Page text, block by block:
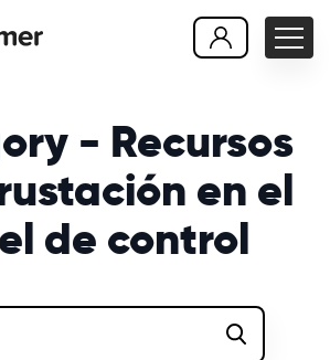
- Recursos
en el
de control